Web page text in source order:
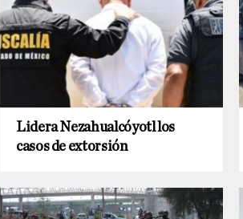
Lidera Nezahualcóyotl los
casos de extorsión